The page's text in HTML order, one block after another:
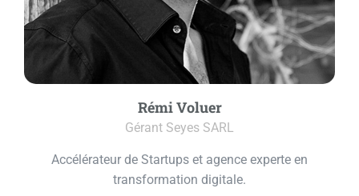
Rémi Voluer
Gérant Seyes SARL
Accélérateur de Startups et agence experte en
transformation digitale.